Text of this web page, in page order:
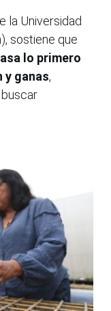
la Universidad
sostiene que
lo primero
y ganas,